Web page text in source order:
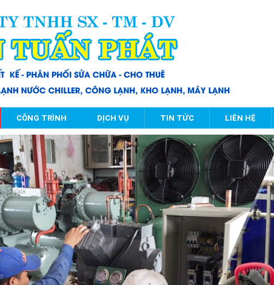
CÔNG TRÌNH DỊCH VỤ TIN TỨC LIÊN HỆ